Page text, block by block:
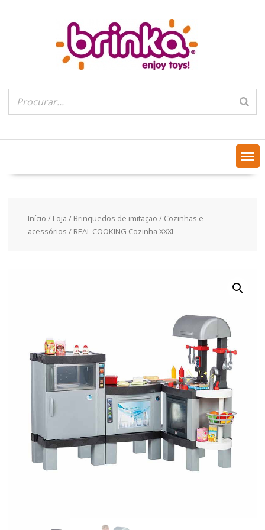
Início / Loja / Brinquedos de imitação / Cozinhas e
acessórios / REAL COOKING Cozinha XXXL